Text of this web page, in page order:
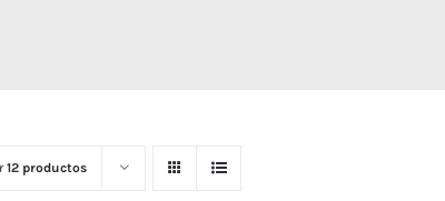
12 productos